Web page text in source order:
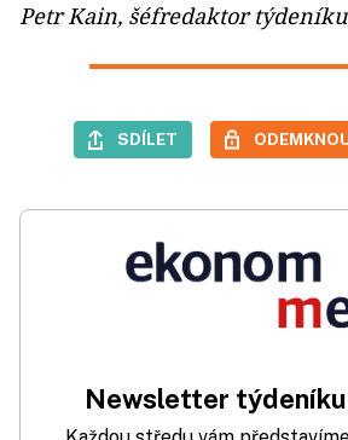
Petr Kain, šéfredaktor
SDÍLET
Newsletter týdeníku